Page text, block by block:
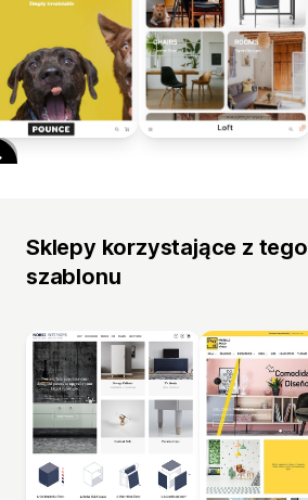
Sklepy korzystające z tego
szablonu